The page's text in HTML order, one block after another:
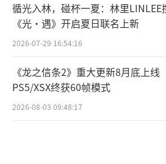
循光入林，碰杯一夏：林里LINLEE
《光·遇》开启夏日联名上新
2026-07-29 16:54:16
《龙之信条2》重大更新8月底上线
PS5/XSX终获60帧模式
2026-08-03 09:48:17